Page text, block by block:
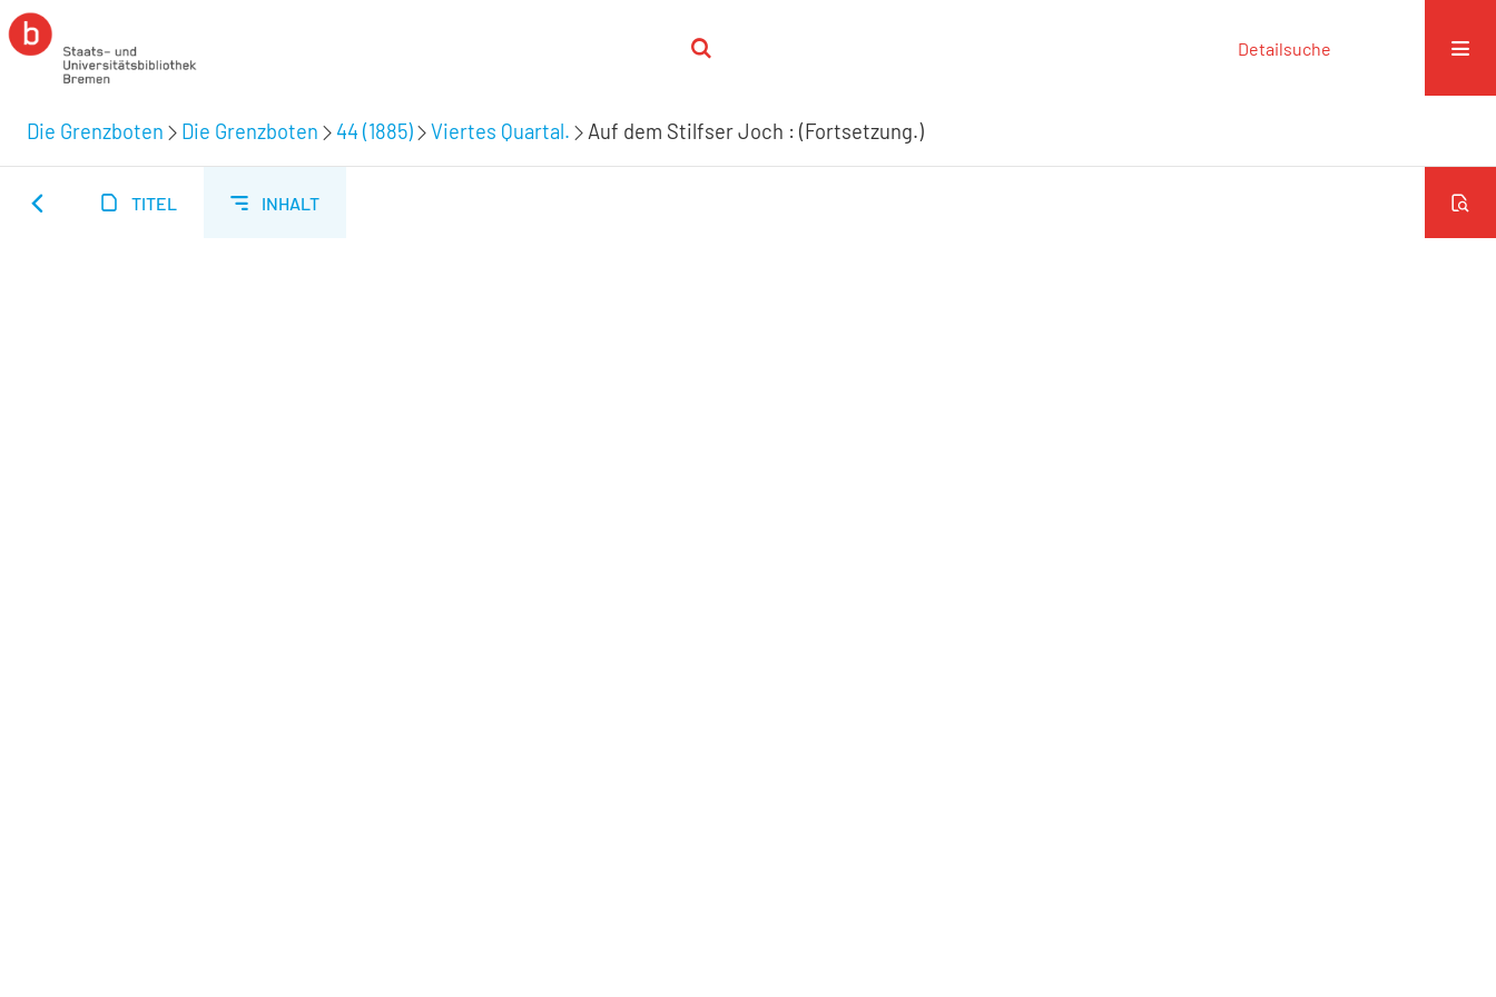
Detailsuche
Die Grenzboten Die Grenzboten 44 (1885) Viertes Quartal. Auf dem Stilfser Joch : (Fortsetzung.)
TITEL INHALT